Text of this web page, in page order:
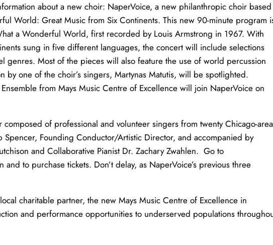
about a new choir: NaperVoice, a new philanthropic choir based
World: Great Music from Six Continents. This new 90-minute program
a Wonderful World, first recorded by Louis Armstrong in 1967. With
sung in five different languages, the concert will include selections
genres. Most of the pieces will also feature the use of world percussion
by one of the choir’s singers, Martynas Matutis, will be spotlighted.
from Mays Music Centre of Excellence will join NaperVoice on
of professional and volunteer singers from twenty Chicago-area
Spencer, Founding Conductor/Artistic Director, and accompanied by
and Collaborative Pianist Dr. Zachary Zwahlen. Go to
to purchase tickets. Don’t delay, as NaperVoice’s previous three
charitable partner, the new Mays Music Centre of Excellence in
and performance opportunities to underserved populations